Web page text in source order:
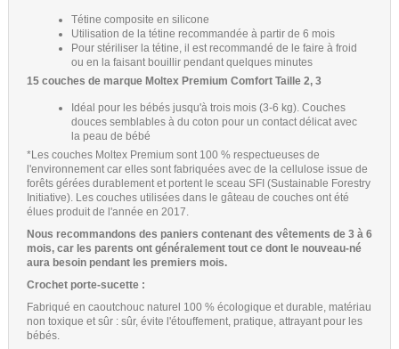
Tétine composite en silicone
Utilisation de la tétine recommandée à partir de 6 mois
Pour stériliser la tétine, il est recommandé de le faire à froid
ou en la faisant bouillir pendant quelques minutes
15 couches de marque Moltex Premium Comfort Taille 2, 3
Idéal pour les bébés jusqu'à trois mois (3-6 kg). Couches
douces semblables à du coton pour un contact délicat avec
la peau de bébé
*Les couches Moltex Premium sont 100 % respectueuses de
l'environnement car elles sont fabriquées avec de la cellulose issue de
forêts gérées durablement et portent le sceau SFI (Sustainable Forestry
Initiative). Les couches utilisées dans le gâteau de couches ont été
élues produit de l'année en 2017.
Nous recommandons des paniers contenant des vêtements de 3 à 6
mois, car les parents ont généralement tout ce dont le nouveau-né
aura besoin pendant les premiers mois.
Crochet porte-sucette :
Fabriqué en caoutchouc naturel 100 % écologique et durable, matériau
non toxique et sûr : sûr, évite l'étouffement, pratique, attrayant pour les
bébés.